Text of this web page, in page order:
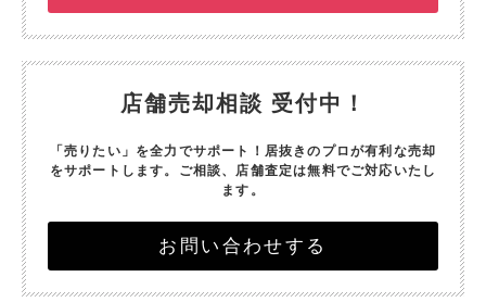
店舗売却相談 受付中！
「売りたい」を全力でサポート！ 居抜きのプロが有利な売却
をサポートします。 ご相談、店舗査定は無料でご対応いたし
ます。
お問い合わせする